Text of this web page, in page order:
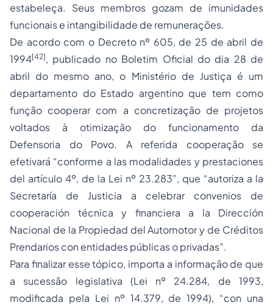
estabeleça. Seus membros gozam de imunidades
funcionais e intangibilidade de remunerações.
De acordo com o Decreto nº 605, de 25 de abril de
1994[42], publicado no Boletim Oficial do dia 28 de
abril do mesmo ano, o Ministério de Justiça é um
departamento do Estado argentino que tem como
função cooperar com a concretização de projetos
voltados à otimização do funcionamento da
Defensoria do Povo. A referida cooperação se
efetivará “conforme a las modalidades y prestaciones
del artículo 4º, de la Lei nº 23.283”, que “autoriza a la
Secretaría de Justicia a celebrar convenios de
cooperación técnica y financiera a la Dirección
Nacional de la Propiedad del Automotor y de Créditos
Prendarios con entidades públicas o privadas”.
Para finalizar esse tópico, importa a informação de que
a sucessão legislativa (Lei nº 24.284, de 1993,
modificada pela Lei nº 14.379, de 1994), “con una